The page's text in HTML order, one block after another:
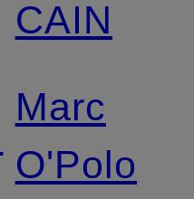
CAIN
Marc
O'Polo